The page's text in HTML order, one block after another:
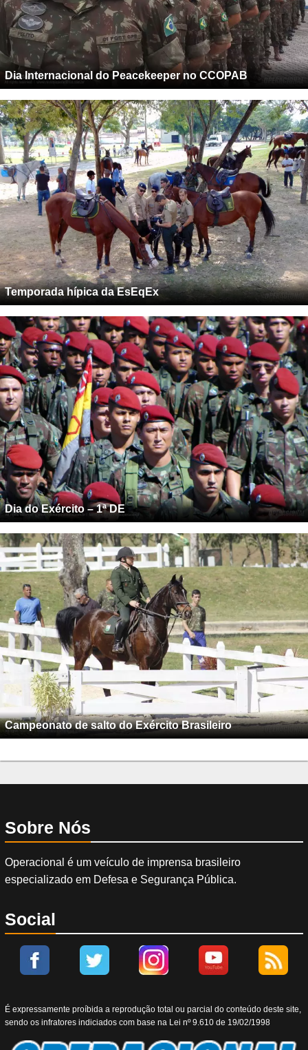
Dia Internacional do Peacekeeper no CCOPAB
Temporada hípica da EsEqEx
Dia do Exército – 1ª DE
Campeonato de salto do Exército Brasileiro
Sobre Nós
Operacional é um veículo de imprensa brasileiro
especializado em Defesa e Segurança Pública.
Social
É expressamente proíbida a reprodução total ou parcial do conteúdo deste site,
sendo os infratores indiciados com base na Lei nº 9.610 de 19/02/1998